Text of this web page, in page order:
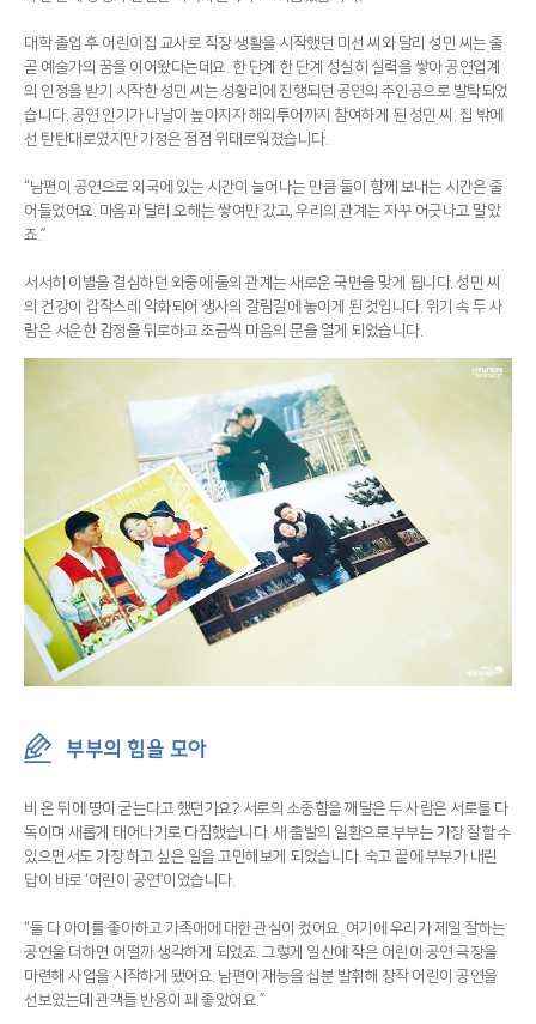
대학 졸업 후 어린이집 교사로 직장 생활을 시작했던 미선 씨와 달리 성민 씨는 줄
곧 예술가의 꿈을 이어왔다는데요. 한 단계 한 단계 성실히 실력을 쌓아 공연업계
의 인정을 받기 시작한 성민 씨는 성황리에 진행되던 공연의 주인공으로 발탁되었
습니다. 공연 인기가 나날이 높아지자 해외투어까지 참여하게 된 성민 씨. 집 밖에
선 탄탄대로였지만 가정은 점점 위태로워졌습니다.
“남편이 공연으로 외국에 있는 시간이 늘어나는 만큼 둘이 함께 보내는 시간은 줄
어들었어요. 마음과 달리 오해는 쌓여만 갔고, 우리의 관계는 자꾸 어긋나고 말았
죠.”
서서히 이별을 결심하던 와중에 둘의 관계는 새로운 국면을 맞게 됩니다. 성민 씨
의 건강이 갑작스레 악화되어 생사의 갈림길에 놓이게 된 것입니다. 위기 속 두 사
람은 서운한 감정을 뒤로하고 조금씩 마음의 문을 열게 되었습니다.
부부의 힘을 모아
비 온 뒤에 땅이 굳는다고 했던가요? 서로의 소중함을 깨달은 두 사람은 서로를 다
독이며 새롭게 태어나기로 다짐했습니다. 새 출발의 일환으로 부부는 가장 잘할 수
있으면서도 가장 하고 싶은 일을 고민해보게 되었습니다. 숙고 끝에 부부가 내린
답이 바로 ‘어린이 공연’이었습니다.
“둘 다 아이를 좋아하고 가족애에 대한 관심이 컸어요. 여기에 우리가 제일 잘하는
공연을 더하면 어떨까 생각하게 되었죠. 그렇게 일산에 작은 어린이 공연 극장을
마련해 사업을 시작하게 됐어요. 남편이 재능을 십분 발휘해 창작 어린이 공연을
선보였는데 관객들 반응이 꽤 좋았어요.”